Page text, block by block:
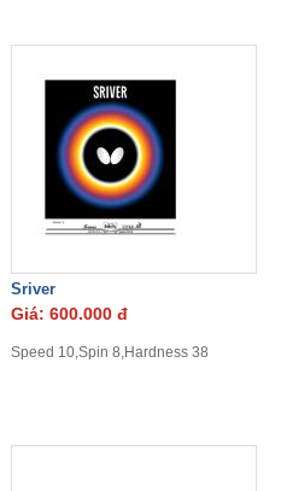
Sriver
Giá: 600.000 đ
Speed 10,Spin 8,Hardness 38